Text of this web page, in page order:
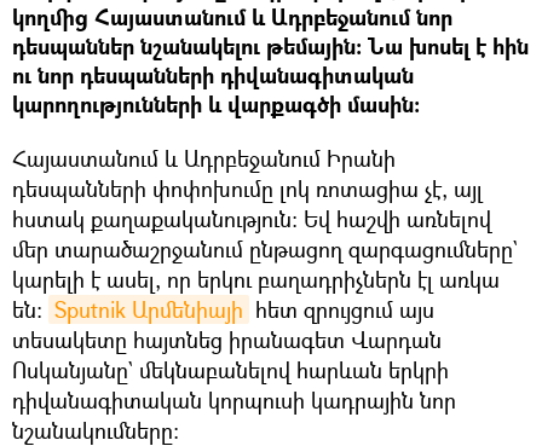
կողմից Հայաստանում և Ադրբեջանում նոր
դեսպաններ նշանակելու թեմային։ Նա խոսել է հին
ու նոր դեսպանների դիվանագիտական
կարողությունների և վարքագծի մասին։
Հայաստանում և Ադրբեջանում Իրանի
դեսպանների փոփոխումը լոկ ռոտացիա չէ, այլ
հստակ քաղաքականություն։ Եվ հաշվի առնելով
մեր տարածաշրջանում ընթացող զարգացումները`
կարելի է ասել, որ երկու բաղադրիչներն էլ առկա
են։ Sputnik Արմենիայի հետ զրույցում այս
տեսակետը հայտնեց իրանագետ Վարդան
Ոսկանյանը` մեկնաբանելով հարևան երկրի
դիվանագիտական կորպուսի կադրային նոր
նշանակումները։